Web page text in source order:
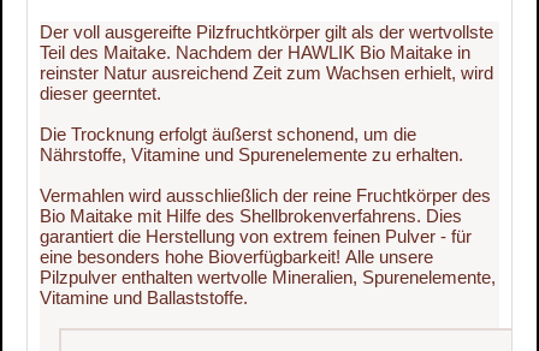
Der voll ausgereifte Pilzfruchtkörper gilt als der wertvollste
Teil des Maitake. Nachdem der HAWLIK Bio Maitake in
reinster Natur ausreichend Zeit zum Wachsen erhielt, wird
dieser geerntet.
Die Trocknung erfolgt äußerst schonend, um die
Nährstoffe, Vitamine und Spurenelemente zu erhalten.
Vermahlen wird ausschließlich der reine Fruchtkörper des
Bio Maitake mit Hilfe des Shellbrokenverfahrens. Dies
garantiert die Herstellung von extrem feinen Pulver - für
eine besonders hohe Bioverfügbarkeit! Alle unsere
Pilzpulver enthalten wertvolle Mineralien, Spurenelemente,
Vitamine und Ballaststoffe.